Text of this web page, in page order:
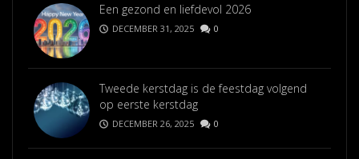
Een gezond en liefdevol 2026
DECEMBER 31, 2025 0
Tweede kerstdag is de feestdag volgend
op eerste kerstdag
DECEMBER 26, 2025 0